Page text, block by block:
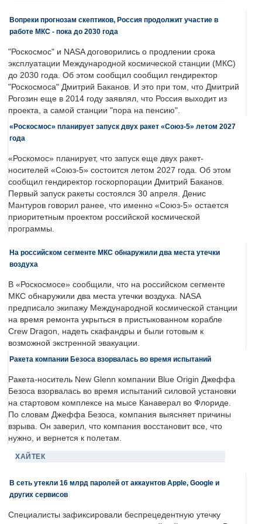
Вопреки прогнозам скептиков, Россия продолжит участие в
работе МКС - пока до 2030 года
"Роскосмос" и NASA договорились о продлении срока
эксплуатации Международной космической станции (МКС)
до 2030 года. Об этом сообщил сообщил гендиректор
"Роскосмоса" Дмитрий Баканов. И это при том, что Дмитрий
Рогозин еще в 2014 году заявлял, что Россия выходит из
проекта, а самой станции "пора на пенсию".
«Роскосмос» планирует запуск двух ракет «Союз-5» летом 2027
года
«Роскомос» планирует, что запуск еще двух ракет-
носителей «Союз-5» состоится летом 2027 года. Об этом
сообщил гендиректор госкорпорации Дмитрий Баканов.
Первый запуск ракеты состоялся 30 апреля. Денис
Мантуров говорил ранее, что именно «Союз-5» остается
приоритетным проектом российской космической
программы.
На российском сегменте МКС обнаружили два места утечки
воздуха
В «Роскосмосе» сообщили, что на российском сегменте
МКС обнаружили два места утечки воздуха. NASA
предписало экипажу Международной космической станции
на время ремонта укрыться в пристыкованном корабле
Crew Dragon, надеть скафандры и были готовым к
возможной экстренной эвакуации.
Ракета компании Безоса взорвалась во время испытаний
Ракета-носитель New Glenn компании Blue Origin Джеффа
Безоса взорвалась во время испытаний силовой установки
на стартовом комплексе на мысе Канаверал во Флориде.
По словам Джеффа Безоса, компания выясняет причины
взрыва. Он заверил, что компания восстановит все, что
нужно, и вернется к полетам.
ХАЙТЕК
В сеть утекли 16 млрд паролей от аккаунтов Apple, Google и
других сервисов
Специалисты зафиксировали беспрецедентную утечку